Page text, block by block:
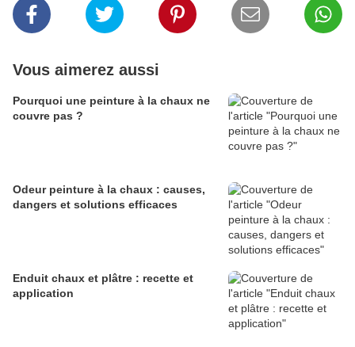
Vous aimerez aussi
Pourquoi une peinture à la chaux ne
couvre pas ?
Odeur peinture à la chaux : causes,
dangers et solutions efficaces
Enduit chaux et plâtre : recette et
application